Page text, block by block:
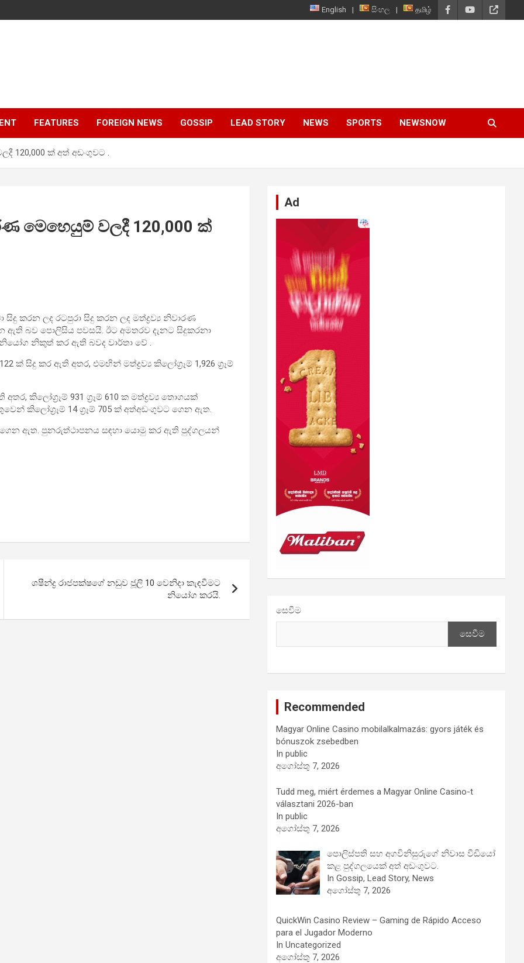
English සිංහල தமிழ்
FEATURES FOREIGN NEWS GOSSIP LEAD STORY NEWS SPORTS NEWSNOW
120,000 ක් අත් අඩංගුවට .
මෙහෙයුම් වලදී 120,000 ක්
කරන ලද රටපුරා සිදු කරන ලද මත්ද්‍රව්‍ය නිවාරණ
ඇති බව පොලිසිය පවසයි. ඊට අමතරව දැනට සිදුකරනා
නිකුත් කර ඇති බවද වාර්තා වේ .
ක් සිදු කර ඇති අතර, එමඟින් මත්ද්‍රව්‍ය කිලෝග්‍රෑම් 1,926 ග්‍රෑම්
කිලෝග්‍රෑම් 931 ග්‍රෑම් 610 ක මත්ද්‍රව්‍ය තොගයක්
කිලෝග්‍රෑම් 14 ග්‍රෑම් 705 ක් අත්අඩංගුවට ගෙන ඇත.
ගෙන ඇත. පුනරුත්ථාපනය සඳහා යොමු කර ඇති පුද්ගලයන්
ශෂීන්ද්‍ර රාජපක්ෂගේ නඩුව ජූලි 10 වෙනිදා කැඳවීමට
නියෝග කරයි.
Ad
සෙවීම
සෙවීම
Recommended
Magyar Online Casino mobilalkalmazás: gyors játék és
bónuszok zsebedben
In public
අගෝස්තු 7, 2026
Tudd meg, miért érdemes a Magyar Online Casino-t
választani 2026-ban
In public
අගෝස්තු 7, 2026
පොලිස්පති සහ අගවිනිසුරුගේ නිවාස වීඩියෝ
කළ පුද්ගලයෙක් අත් අඩංගුවට.
In Gossip, Lead Story, News
අගෝස්තු 7, 2026
QuickWin Casino Review – Gaming de Rápido Acceso
para el Jugador Moderno
In Uncategorized
අගෝස්තු 7, 2026